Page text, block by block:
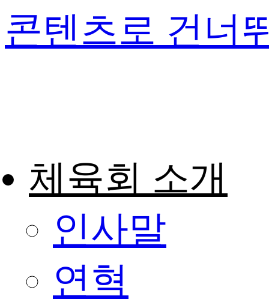
콘텐츠로 건너
체육회 소개
인사말
연혁